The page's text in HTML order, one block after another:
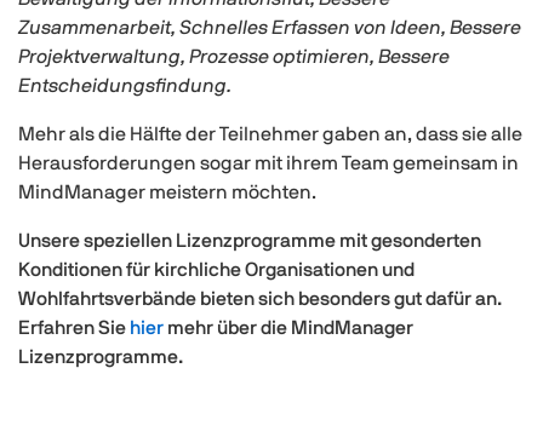
Zusammenarbeit, Schnelles Erfassen von Ideen, Bessere
Projektverwaltung, Prozesse optimieren, Bessere
Entscheidungsfindung.
Mehr als die Hälfte der Teilnehmer gaben an, dass sie alle
Herausforderungen sogar mit ihrem Team gemeinsam in
MindManager meistern möchten.
Unsere speziellen Lizenzprogramme mit gesonderten
Konditionen für kirchliche Organisationen und
Wohlfahrtsverbände bieten sich besonders gut dafür an.
Erfahren Sie hier mehr über die MindManager
Lizenzprogramme.